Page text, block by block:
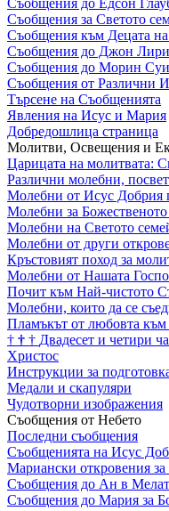
Съобщения за Светото
Съобщения към Децата
Съобщения до Джон
Съобщения до Морин
Съобщения от Различни
Търсене на Съобщенията
Явления на Исус и Мария
Добредошлица страница
Молитви, Освещения и
Царицата на молитвата:
Различни молебни,
Молебни от Исус Добрия
Молебни за Божественото
Молебни на Светото
Молебни от други
Кръстовият поход за
Молебни от Нашата
Почит към Най-чистото
Молебни, които да се
Пламъкът от любовта
† † † Двадесет и четири
Христос
Инструкции за
Медали и скапуляри
Чудотворни изображения
Съобщения от Небето
Последни съобщения
Съобщенията на Исус
Мариански откровения
Съобщения до Ан в
Съобщения до Мария за